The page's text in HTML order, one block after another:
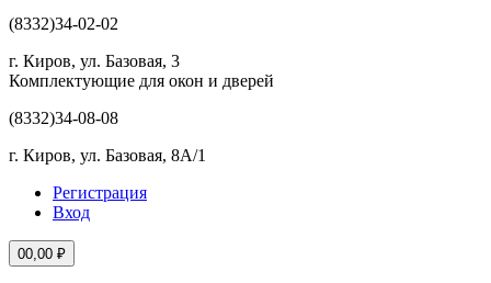
(8332)34-02-02
г. Киров, ул. Базовая, 3
Комплектующие для окон и дверей
(8332)34-08-08
г. Киров, ул. Базовая, 8А/1
Регистрация
Вход
00,00 ₽